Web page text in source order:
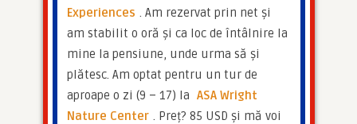
Experiences . Am rezervat prin net și
am stabilit o oră și ca loc de întâlnire la
mine la pensiune, unde urma să și
plătesc. Am optat pentru un tur de
aproape o zi (9 – 17) la ASA Wright
Nature Center . Preț? 85 USD și mă voi